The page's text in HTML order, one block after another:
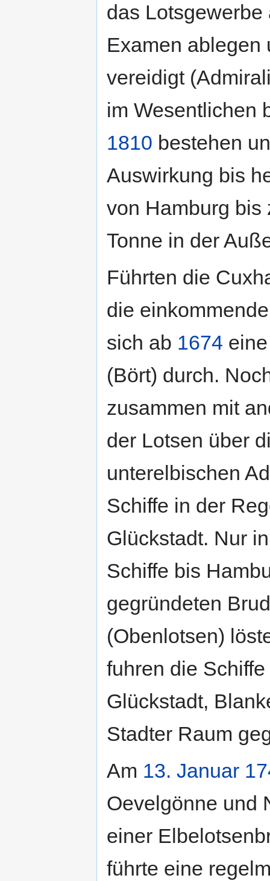
das
Examen ablegen
vereidigt
im Wesentlichen
1810 bestehen
Auswirkung bis
von Hamburg bis
Tonne in der
Führten die
die
sich ab 1674
(Bört) durch.
zusammen mit
der Lotsen über
unterelbischen
Schiffe in der
Glückstadt. Nur
Schiffe bis
gegründeten
(Obenlotsen)
fuhren die
Glückstadt,
Stadter Raum
Am 13. Januar
Oevelgönne und
einer
führte eine